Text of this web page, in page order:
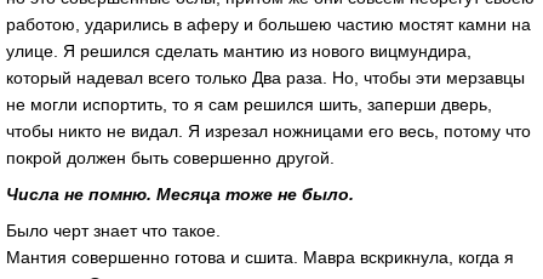
работою, ударились в аферу и большею частию мостят камни на
улице. Я решился сделать мантию из нового вицмундира,
который надевал всего только Два раза. Но, чтобы эти мерзавцы
не могли испортить, то я сам решился шить, заперши дверь,
чтобы никто не видал. Я изрезал ножницами его весь, потому что
покрой должен быть совершенно другой.
Числа не помню. Месяца тоже не было.
Было черт знает что такое.
Мантия совершенно готова и сшита. Мавра вскрикнула, когда я